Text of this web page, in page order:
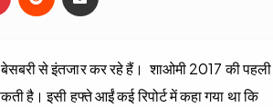
से इंतजार कर रहे हैं। शाओमी 2017 की पहली
है। इसी हफ्ते आईं कई रिपोर्ट में कहा गया था कि